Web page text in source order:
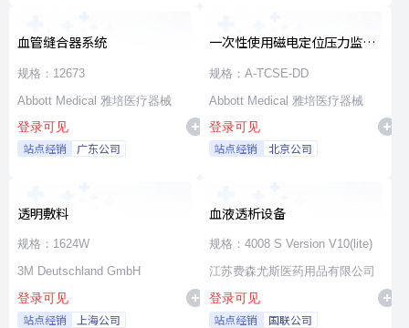
血管缝合器系统
规格：12673
Abbott Medical 雅培医疗器械
登录可见
站点经销 广东公司
一次性使用磁电定位压力监测
消融导管
规格：A-TCSE-DD
Abbott Medical 雅培医疗器械
登录可见
站点经销 北京公司
透明敷料
规格：1624W
3M Deutschland GmbH
登录可见
站点经销 上海公司
血液透析设备
规格：4008 S Version V10(lite)
江苏费森尤斯医药用品有限公司
登录可见
站点经销 国联公司